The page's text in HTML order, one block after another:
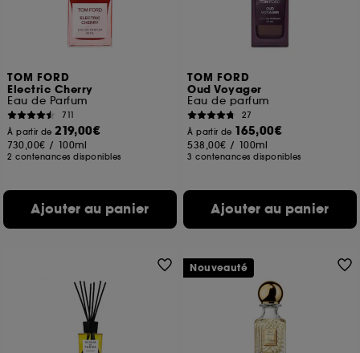
TOM FORD
Electric Cherry
Eau de Parfum
711
À partir de219,00€
730,00€ / 100ml
2 contenances disponibles
Ajouter au panier
TOM FORD
Oud Voyager
Eau de parfum
27
À partir de 165,00€
538,00€ / 100ml
3 contenances disponibles
Ajouter au panier
Nouveauté